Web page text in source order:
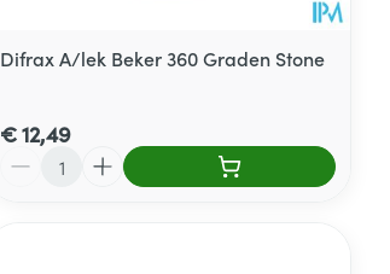
Difrax A/lek Beker 360 Graden Stone
€ 12,49